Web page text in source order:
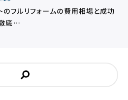
のフルリフォームの費用相場と成功
底…